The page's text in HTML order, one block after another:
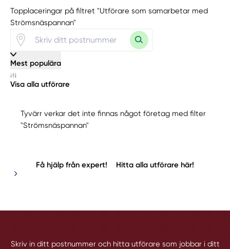
Topplaceringar på filtret "Utförare som samarbetar med
Strömsnäspannan"
Mest populära
Visa alla utförare
Tyvärr verkar det inte finnas något företag med filter
"Strömsnäspannan"
Få hjälp från expert! Hitta alla utförare här!
Skriv in ditt postnummer och hitta utförare som jobbar i ditt